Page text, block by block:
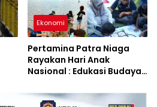
Ekonomi
Pertamina Patra Niaga
Rayakan Hari Anak
Nasional : Edukasi Budaya
Lingkungan